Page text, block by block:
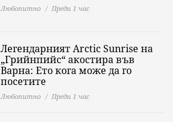
Любопитно Преди 1 час
Легендарният Arctic Sunrise на
„Грийнпийс“ акостира във
Варна: Ето кога може да го
посетите
Любопитно Преди 1 час